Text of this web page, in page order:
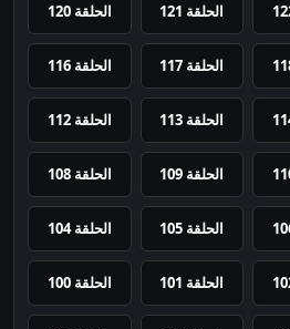
الحلقة 121 الحلقة 120
الحلقة 117 الحلقة 116
الحلقة 113 الحلقة 112
الحلقة 109 الحلقة 108
الحلقة 105 الحلقة 104
الحلقة 101 الحلقة 100